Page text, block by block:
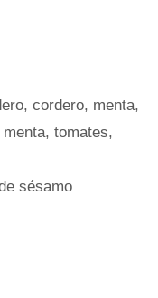
,cordero, menta,
, tomates,
sésamo